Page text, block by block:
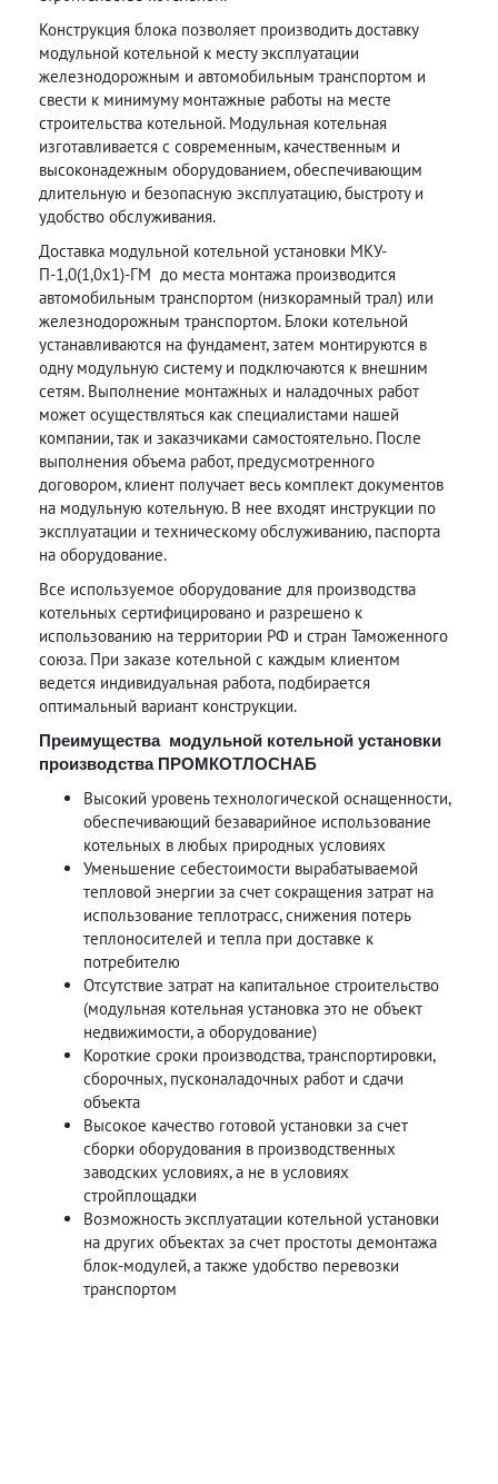
Конструкция блока позволяет производить доставку
модульной котельной к месту эксплуатации
железнодорожным и автомобильным транспортом и
свести к минимуму монтажные работы на месте
строительства котельной. Модульная котельная
изготавливается с современным, качественным и
высоконадежным оборудованием, обеспечивающим
длительную и безопасную эксплуатацию, быстроту и
удобство обслуживания.
Доставка модульной котельной установки МКУ-
П-1,0(1,0х1)-ГМ до места монтажа производится
автомобильным транспортом (низкорамный трал) или
железнодорожным транспортом. Блоки котельной
устанавливаются на фундамент, затем монтируются в
одну модульную систему и подключаются к внешним
сетям. Выполнение монтажных и наладочных работ
может осуществляться как специалистами нашей
компании, так и заказчиками самостоятельно. После
выполнения объема работ, предусмотренного
договором, клиент получает весь комплект документов
на модульную котельную. В нее входят инструкции по
эксплуатации и техническому обслуживанию, паспорта
на оборудование.
Все используемое оборудование для производства
котельных сертифицировано и разрешено к
использованию на территории РФ и стран Таможенного
союза. При заказе котельной с каждым клиентом
ведется индивидуальная работа, подбирается
оптимальный вариант конструкции.
Преимущества модульной котельной установки
производства ПРОМКОТЛОСНАБ
Высокий уровень технологической оснащенности,
обеспечивающий безаварийное использование
котельных в любых природных условиях
Уменьшение себестоимости вырабатываемой
тепловой энергии за счет сокращения затрат на
использование теплотрасс, снижения потерь
теплоносителей и тепла при доставке к
потребителю
Отсутствие затрат на капитальное строительство
(модульная котельная установка это не объект
недвижимости, а оборудование)
Короткие сроки производства, транспортировки,
сборочных, пусконаладочных работ и сдачи
объекта
Высокое качество готовой установки за счет
сборки оборудования в производственных
заводских условиях, а не в условиях
стройплощадки
Возможность эксплуатации котельной установки
на других объектах за счет простоты демонтажа
блок-модулей, а также удобство перевозки
транспортом